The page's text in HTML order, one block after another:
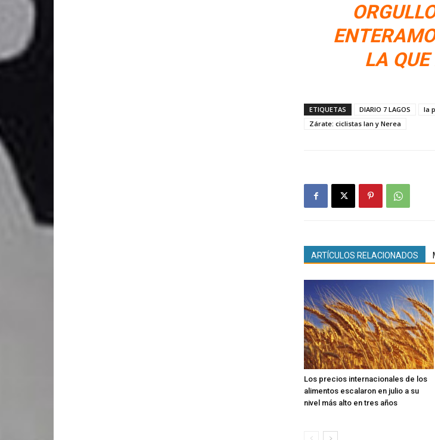
LA
ETIQUETAS DIARIO 7 LAGOS la
Zárate: ciclistas Ian y Nerea
ARTÍCULOS RELACIONADOS
Los precios internacionales de los
alimentos escalaron en julio a su
nivel más alto en tres años